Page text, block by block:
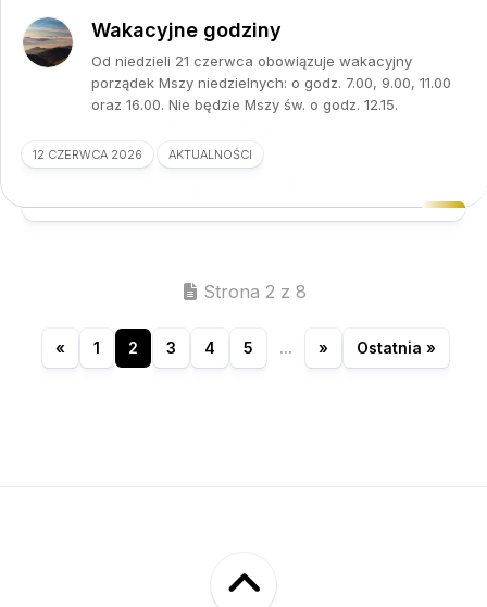
Wakacyjne godziny
Od niedzieli 21 czerwca obowiązuje wakacyjny
porządek Mszy niedzielnych: o godz. 7.00, 9.00, 11.00
oraz 16.00. Nie będzie Mszy św. o godz. 12.15.
12 CZERWCA 2026 AKTUALNOŚCI
Strona 2 z 8
« 1 2 3 4 5 ... » Ostatnia »